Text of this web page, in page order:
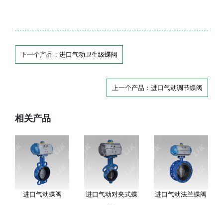
下一个产品： 进口气动卫生级蝶阀
上一个产品： 进口气动调节蝶阀
相关产品
进口气动蝶阀
进口气动对夹式蝶
进口气动法兰蝶阀